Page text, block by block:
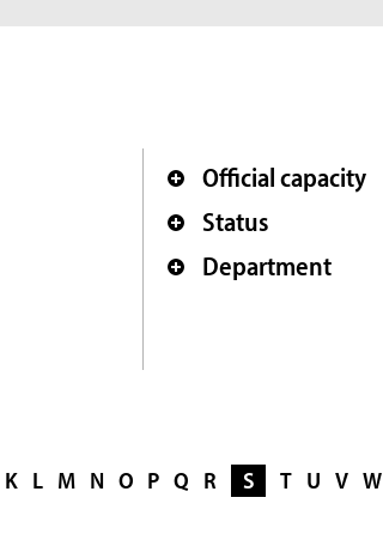
Official capacity
Status
Department
K L M N O P Q R S T U V W